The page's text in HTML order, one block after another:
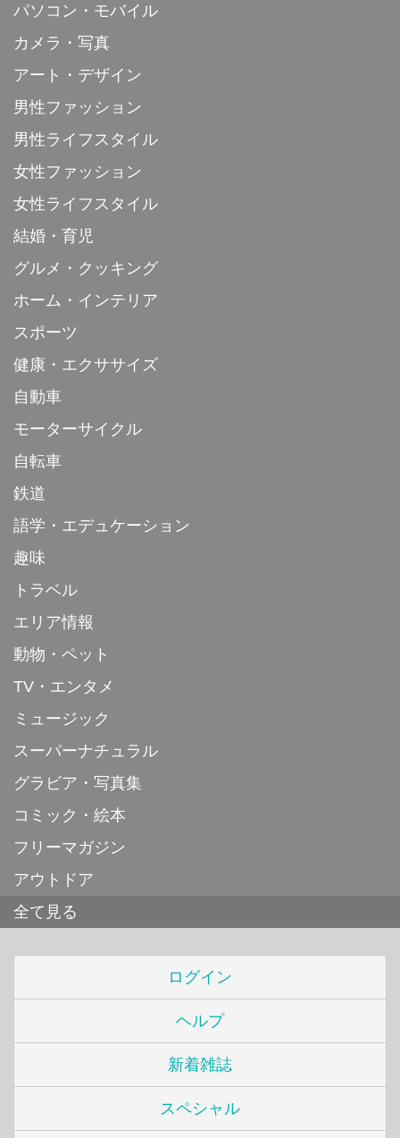
パソコン・モバイル
カメラ・写真
アート・デザイン
男性ファッション
男性ライフスタイル
女性ファッション
女性ライフスタイル
結婚・育児
グルメ・クッキング
ホーム・インテリア
スポーツ
健康・エクササイズ
自動車
モーターサイクル
自転車
鉄道
語学・エデュケーション
趣味
トラベル
エリア情報
動物・ペット
TV・エンタメ
ミュージック
スーパーナチュラル
グラビア・写真集
コミック・絵本
フリーマガジン
アウトドア
全て見る
ログイン
ヘルプ
新着雑誌
スペシャル